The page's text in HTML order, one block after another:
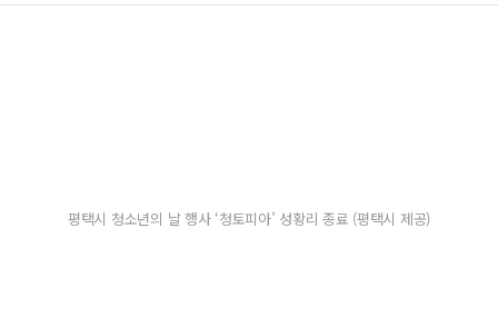
평택시 청소년의 날 행사 ‘청토피아’ 성황리 종료 (평택시 제공)